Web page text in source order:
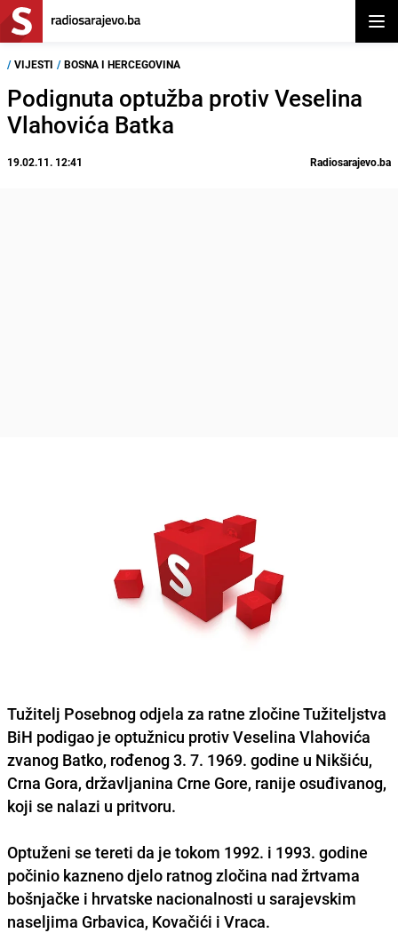
/ VIJESTI / BOSNA I HERCEGOVINA
Podignuta optužba protiv Veselina
Vlahovića Batka
19.02.11. 12:41 Radiosarajevo.ba
Tužitelj Posebnog odjela za ratne zločine Tužiteljstva
BiH podigao je optužnicu protiv Veselina Vlahovića
zvanog Batko, rođenog 3. 7. 1969. godine u Nikšiću,
Crna Gora, državljanina Crne Gore, ranije osuđivanog,
koji se nalazi u pritvoru.
Optuženi se tereti da je tokom 1992. i 1993. godine
počinio kazneno djelo ratnog zločina nad žrtvama
bošnjačke i hrvatske nacionalnosti u sarajevskim
naseljima Grbavica, Kovačići i Vraca.